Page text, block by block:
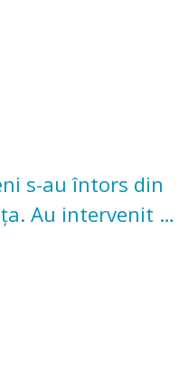
de euro
s-au întors din
Au intervenit la
și pădure